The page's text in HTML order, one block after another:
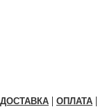
ДОСТАВКА | ОПЛАТА |